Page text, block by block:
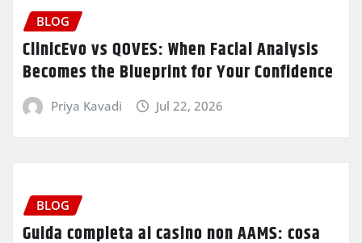
BLOG
ClinicEvo vs QOVES: When Facial Analysis
Becomes the Blueprint for Your Confidence
Priya Kavadi Jul 22, 2026
BLOG
Guida completa ai casino non AAMS: cosa